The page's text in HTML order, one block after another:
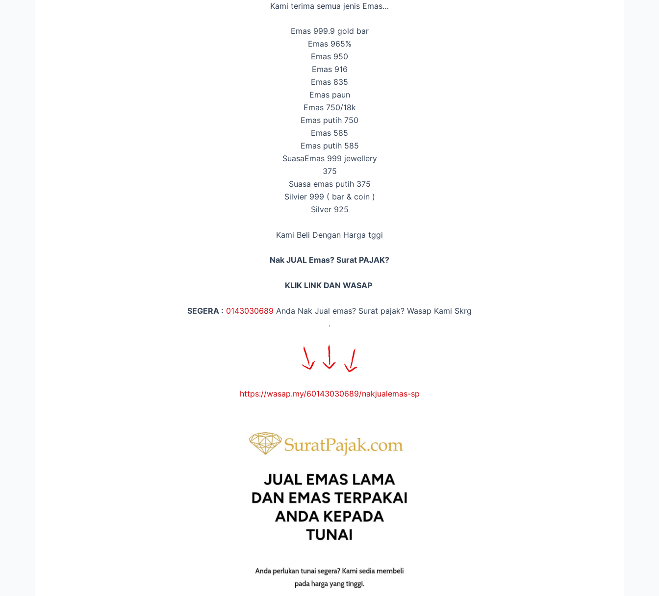
Kami terima semua jenis Emas…
Emas 999.9 gold bar
Emas 965%
Emas 950
Emas 916
Emas 835
Emas paun
Emas 750/18k
Emas putih 750
Emas 585
Emas putih 585
SuasaEmas 999 jewellery
375
Suasa emas putih 375
Silvier 999 ( bar & coin )
Silver 925
Kami Beli Dengan Harga tggi
Nak JUAL Emas? Surat PAJAK?
KLIK LINK DAN WASAP
SEGERA : 0143030689 Anda Nak Jual emas? Surat pajak? Wasap Kami Skrg
.
https://wasap.my/60143030689/nakjualemas-sp